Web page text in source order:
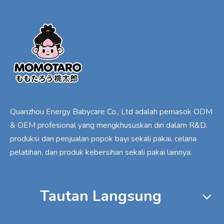
Quanzhou Energy Babycare Co., Ltd adalah pemasok ODM
& OEM profesional yang mengkhususkan diri dalam R&D,
produksi dan penjualan popok bayi sekali pakai, celana
pelatihan, dan produk kebersihan sekali pakai lainnya.
Tautan Langsung